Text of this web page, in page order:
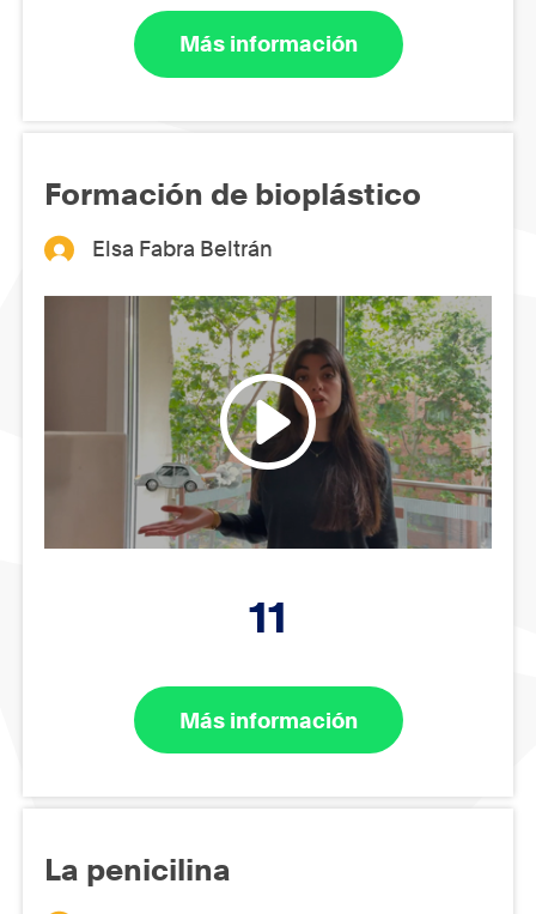
Más información
Formación de bioplástico
Elsa Fabra Beltrán
11
Más información
La penicilina